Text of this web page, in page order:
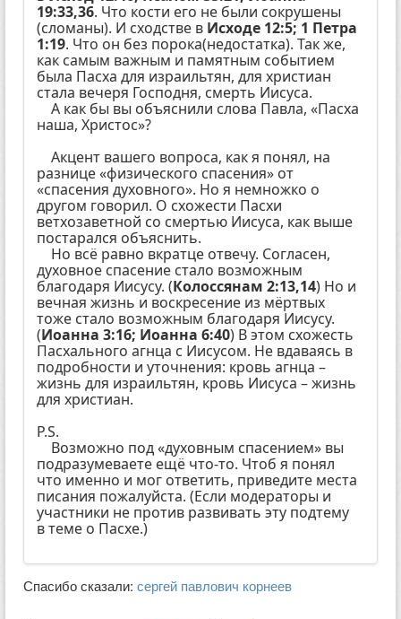
19:33,36. Что кости его не были сокрушены
(сломаны). И сходстве в Исходе 12:5; 1 Петра
1:19. Что он без порока(недостатка). Так же,
как самым важным и памятным событием
была Пасха для израильтян, для христиан
стала вечеря Господня, смерть Иисуса.
А как бы вы объяснили слова Павла, «Пасха
наша, Христос»?
Акцент вашего вопроса, как я понял, на
разнице «физического спасения» от
«спасения духовного». Но я немножко о
другом говорил. О схожести Пасхи
ветхозаветной со смертью Иисуса, как выше
постарался объяснить.
Но всё равно вкратце отвечу. Согласен,
духовное спасение стало возможным
благодаря Иисусу. (Колоссянам 2:13,14) Но и
вечная жизнь и воскресение из мёртвых
тоже стало возможным благодаря Иисусу.
(Иоанна 3:16; Иоанна 6:40) В этом схожесть
Пасхального агнца с Иисусом. Не вдаваясь в
подробности и уточнения: кровь агнца –
жизнь для израильтян, кровь Иисуса – жизнь
для христиан.
P.S.
Возможно под «духовным спасением» вы
подразумеваете ещё что-то. Чтоб я понял
что именно и мог ответить, приведите места
писания пожалуйста. (Если модераторы и
участники не против развивать эту подтему
в теме о Пасхе.)
Спасибо сказали: сергей павлович корнеев